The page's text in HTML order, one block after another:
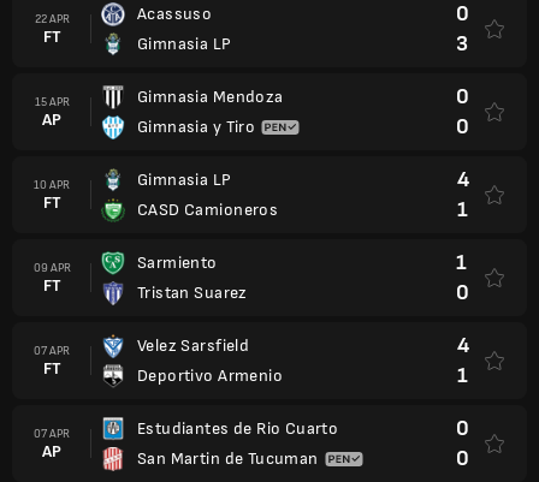
22 APR
FT
Acassuso
Gimnasia LP
0
3
15 APR
AP
Gimnasia Mendoza
Gimnasia y Tiro
0
0
10 APR
FT
Gimnasia LP
CASD Camioneros
4
1
09 APR
FT
Sarmiento
Tristan Suarez
1
0
07 APR
FT
Velez Sarsfield
Deportivo Armenio
4
1
07 APR
AP
Estudiantes de Rio Cuarto
San Martin de Tucuman
0
0